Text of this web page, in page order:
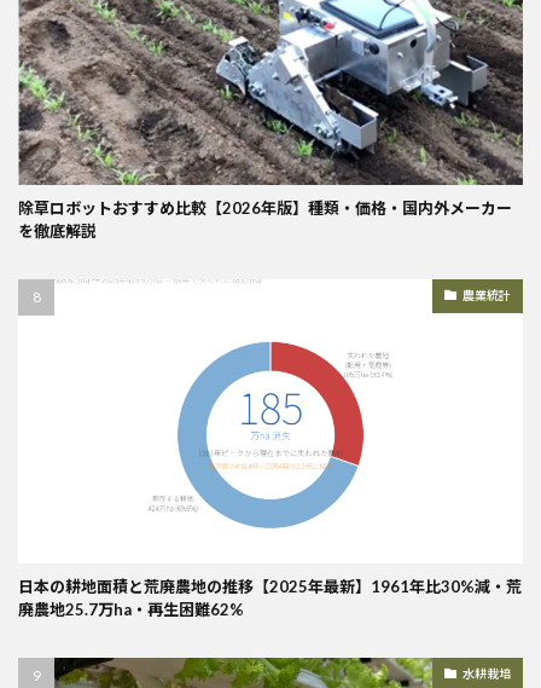
除草ロボットおすすめ比較【2026年版】種類・価格・国内外メーカー
を徹底解説
農業統計
日本の耕地面積と荒廃農地の推移【2025年最新】1961年比30%減・荒
廃農地25.7万ha・再生困難62%
水耕栽培